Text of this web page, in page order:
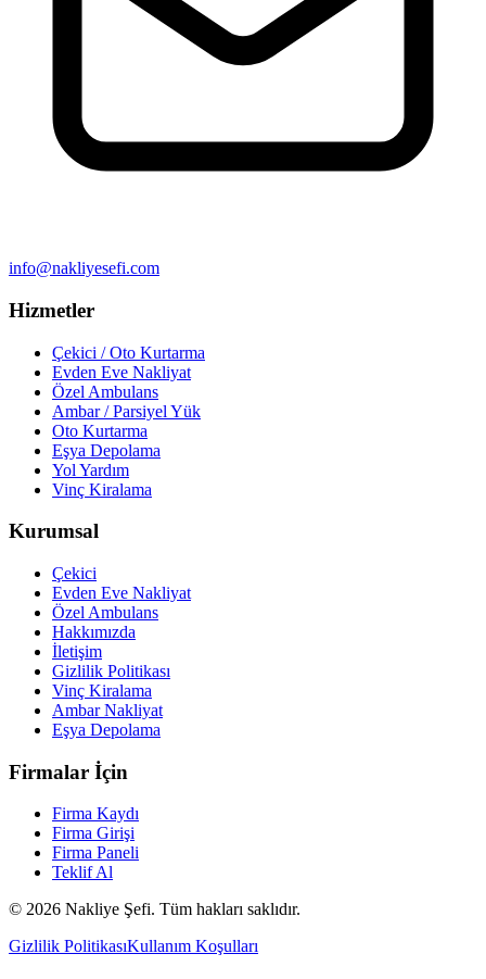
info@nakliyesefi.com
Hizmetler
Çekici / Oto Kurtarma
Evden Eve Nakliyat
Özel Ambulans
Ambar / Parsiyel Yük
Oto Kurtarma
Eşya Depolama
Yol Yardım
Vinç Kiralama
Kurumsal
Çekici
Evden Eve Nakliyat
Özel Ambulans
Hakkımızda
İletişim
Gizlilik Politikası
Vinç Kiralama
Ambar Nakliyat
Eşya Depolama
Firmalar İçin
Firma Kaydı
Firma Girişi
Firma Paneli
Teklif Al
© 2026 Nakliye Şefi. Tüm hakları saklıdır.
Gizlilik PolitikasıKullanım Koşulları